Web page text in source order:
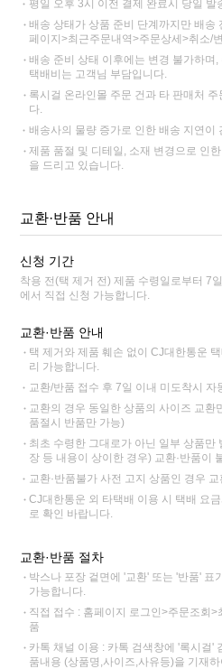
평일 오후 3시 이전 결제 완료시 당일 발
배송 상태가 상품 준비 단계까지만 배송
페이지>최근주문내역>주문상세>취소/
배송 준비 상태 이후에는 변경 불가하며
택배비는 고객님 부담입니다.
록시걸 온라인몰 주문 건과 타 판매처
다.
배송사의 물량 증가로 인한 배송 지연이
제품 품절 및 디테일, 소재 변경으로 인
을 드리고 있습니다.
교환·반품 안내
신청 기간
착용 전(택 제거 전) 제품 수령일로부터 7
에서 직접 신청 가능합니다.
교환·반품 안내
택 제거와 제품 훼손 없이 CJ대한통운
리 가능합니다.
교환/반품 접수 후 7일 이내 미도착시 자
교환의 경우 동일한 상품의 사이즈 교환
품절시 반품만 가능)
최초 수령한 그대로가 아닌 일부 상품만
장 등 내용이 상이한 경우) 교환·반품이
교환·반품불가 사전 고지 상품인 경우
CJ대한통운 외 타택배 이용 시 택배 요
로 확인 바랍니다.
교환·반품 절차
박스나 포장 겉면에 '교환' 또는 '반품' 표
가능합니다.
직접 접수 : 홈페이지 로그인>주문조회
품
카톡 채널 이용 : 카톡 검색창에 '록시걸'
품내용 (상품명,사이즈,사유등)을 기재